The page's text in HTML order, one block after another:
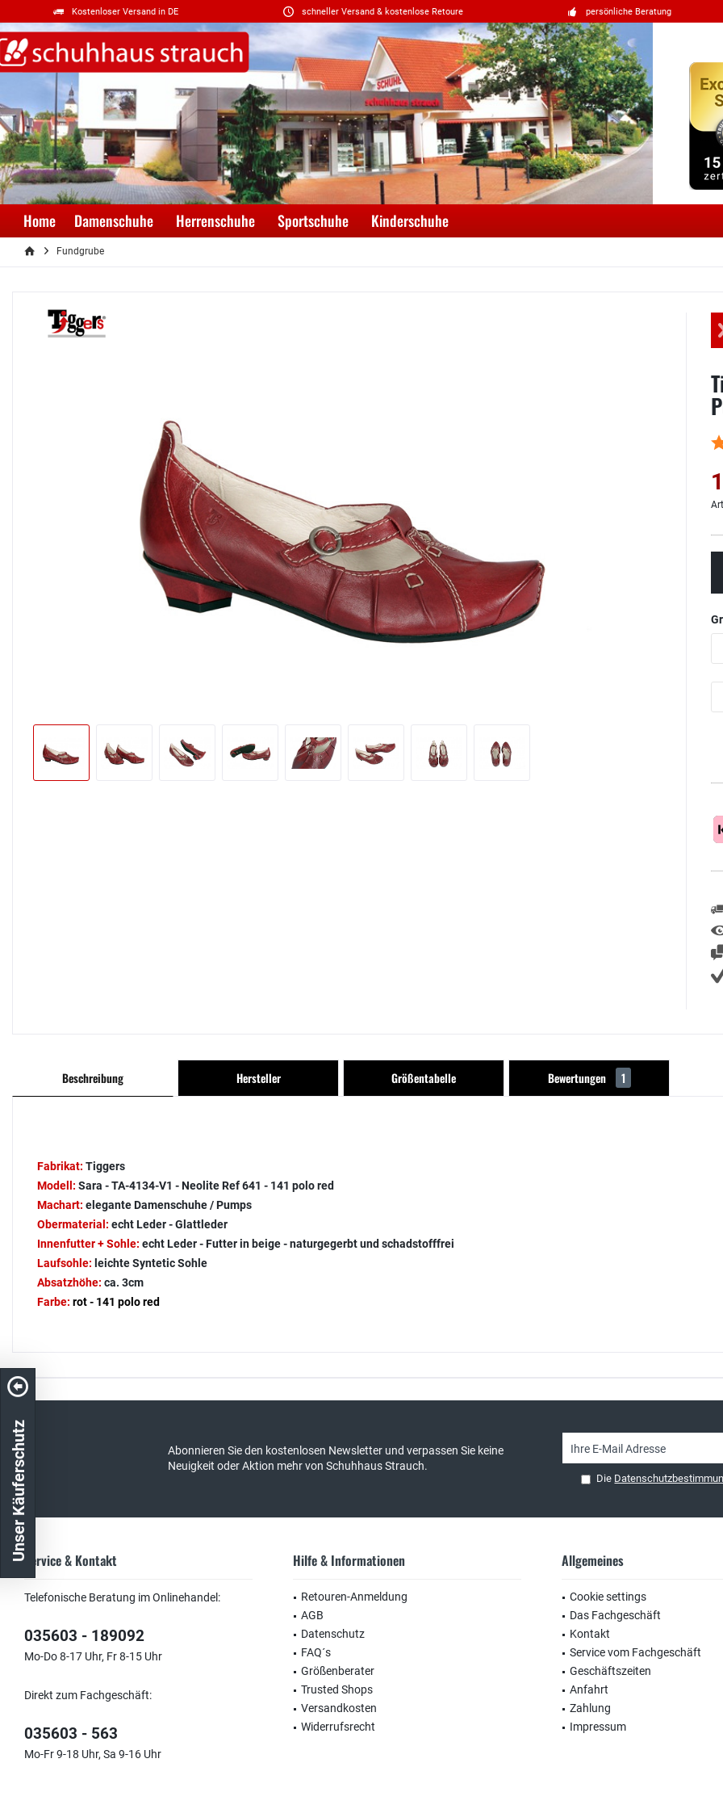
Kostenloser Versand in DE schneller Versand & kostenlose Retoure persönliche Beratung
Home Damenschuhe Herrenschuhe Sportschuhe Kinderschuhe
Fundgrube
Beschreibung Hersteller Größentabelle Bewertungen 1
Fabrikat: Tiggers
Modell: Sara - TA-4134-V1 - Neolite Ref 641 - 141 polo red
Machart: elegante Damenschuhe / Pumps
Obermaterial: echt Leder - Glattleder
Innenfutter + Sohle: echt Leder - Futter in beige - naturgegerbt und schadstofffrei
Laufsohle: leichte Syntetic Sohle
Absatzhöhe: ca. 3cm
Farbe: rot - 141 polo red
Abonnieren Sie den kostenlosen Newsletter und verpassen Sie keine
Neuigkeit oder Aktion mehr von Schuhhaus Strauch.
Die
Service & Kontakt
Telefonische Beratung im Onlinehandel:
035603 - 189092
Mo-Do 8-17 Uhr, Fr 8-15 Uhr
Direkt zum Fachgeschäft:
035603 - 563
Mo-Fr 9-18 Uhr, Sa 9-16 Uhr
Hilfe & Informationen
Retouren-Anmeldung
AGB
Datenschutz
FAQ´s
Größenberater
Trusted Shops
Versandkosten
Widerrufsrecht
Allgemeines
Cookie settings
Das Fachgeschäft
Kontakt
Service vom Fachgeschäft
Geschäftszeiten
Anfahrt
Zahlung
Impressum
Unser Käuferschutz